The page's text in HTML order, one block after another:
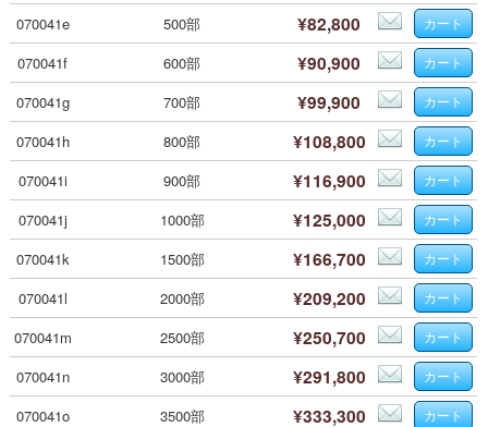
070041e 500部 ¥82,800
070041f 600部 ¥90,900
070041g 700部 ¥99,900
070041h 800部 ¥108,800
070041i 900部 ¥116,900
070041j 1000部 ¥125,000
070041k 1500部 ¥166,700
070041l 2000部 ¥209,200
070041m 2500部 ¥250,700
070041n 3000部 ¥291,800
070041o 3500部 ¥333,300